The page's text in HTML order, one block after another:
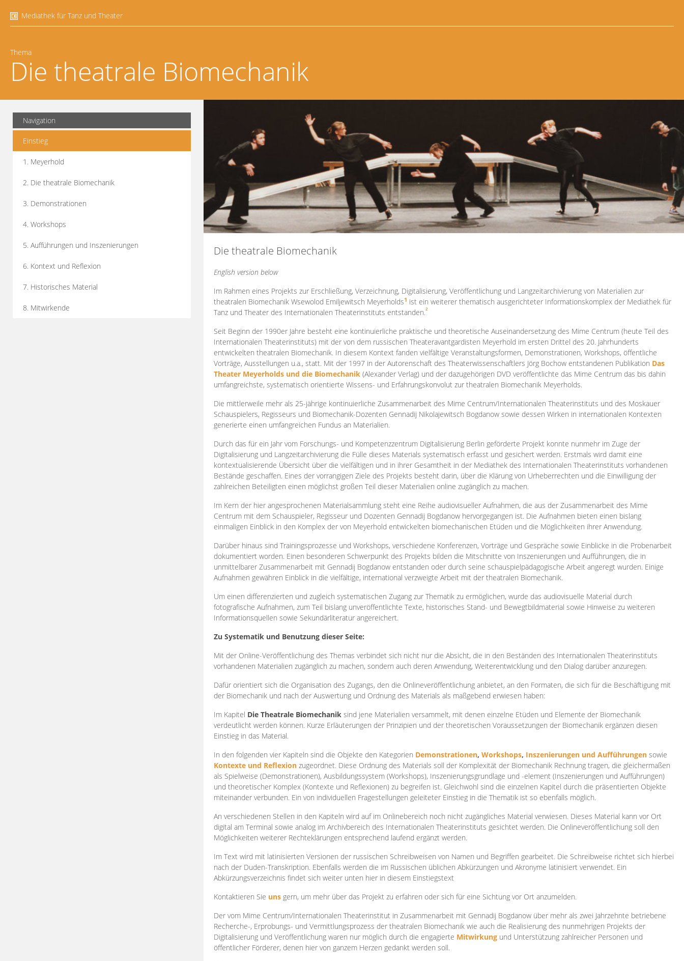
Mediathek für Tanz und Theater
Thema
Die theatrale Biomechanik
Navigation
Einstieg
1. Meyerhold
2. Die theatrale Biomechanik
3. Demonstrationen
4. Workshops
5. Aufführungen und Inszenierungen
6. Kontext und Reflexion
7. Historisches Material
8. Mitwirkende
Die theatrale Biomechanik
English version below
Im Rahmen eines Projekts zur Erschließung, Verzeichnung, Digitalisierung, Veröffentlichung und Langzeitarchivierung von Materialien zur
theatralen Biomechanik Wsewolod Emiljewitsch Meyerholds1 ist ein weiterer thematisch ausgerichteter Informationskomplex der Mediathek für
Tanz und Theater des Internationalen Theaterinstituts entstanden.2
Seit Beginn der 1990er Jahre besteht eine kontinuierliche praktische und theoretische Auseinandersetzung des Mime Centrum (heute Teil des
Internationalen Theaterinstituts) mit der von dem russischen Theateravantgardisten Meyerhold im ersten Drittel des 20. Jahrhunderts
entwickelten theatralen Biomechanik. In diesem Kontext fanden vielfältige Veranstaltungsformen, Demonstrationen, Workshops, öffentliche
Vorträge, Ausstellungen u.a., statt. Mit der 1997 in der Autorenschaft des Theaterwissenschaftlers Jörg Bochow entstandenen Publikation Das
Theater Meyerholds und die Biomechanik (Alexander Verlag) und der dazugehörigen DVD veröffentlichte das Mime Centrum das bis dahin
umfangreichste, systematisch orientierte Wissens- und Erfahrungskonvolut zur theatralen Biomechanik Meyerholds.
Die mittlerweile mehr als 25-jährige kontinuierliche Zusammenarbeit des Mime Centrum/Internationalen Theaterinstituts und des Moskauer
Schauspielers, Regisseurs und Biomechanik-Dozenten Gennadij Nikolajewitsch Bogdanow sowie dessen Wirken in internationalen Kontexten
generierte einen umfangreichen Fundus an Materialien.
Durch das für ein Jahr vom Forschungs- und Kompetenzzentrum Digitalisierung Berlin geförderte Projekt konnte nunmehr im Zuge der
Digitalisierung und Langzeitarchivierung die Fülle dieses Materials systematisch erfasst und gesichert werden. Erstmals wird damit eine
kontextualisierende Übersicht über die vielfältigen und in ihrer Gesamtheit in der Mediathek des Internationalen Theaterinstituts vorhandenen
Bestände geschaffen. Eines der vorrangigen Ziele des Projekts besteht darin, über die Klärung von Urheberrechten und die Einwilligung der
zahlreichen Beteiligten einen möglichst großen Teil dieser Materialien online zugänglich zu machen.
Im Kern der hier angesprochenen Materialsammlung steht eine Reihe audiovisueller Aufnahmen, die aus der Zusammenarbeit des Mime
Centrum mit dem Schauspieler, Regisseur und Dozenten Gennadij Bogdanow hervorgegangen ist. Die Aufnahmen bieten einen bislang
einmaligen Einblick in den Komplex der von Meyerhold entwickelten biomechanischen Etüden und die Möglichkeiten ihrer Anwendung.
Darüber hinaus sind Trainingsprozesse und Workshops, verschiedene Konferenzen, Vorträge und Gespräche sowie Einblicke in die Probenarbeit
dokumentiert worden. Einen besonderen Schwerpunkt des Projekts bilden die Mitschnitte von Inszenierungen und Aufführungen, die in
unmittelbarer Zusammenarbeit mit Gennadij Bogdanow entstanden oder durch seine schauspielpädagogische Arbeit angeregt wurden. Einige
Aufnahmen gewähren Einblick in die vielfältige, international verzweigte Arbeit mit der theatralen Biomechanik.
Um einen differenzierten und zugleich systematischen Zugang zur Thematik zu ermöglichen, wurde das audiovisuelle Material durch
fotografische Aufnahmen, zum Teil bislang unveröffentlichte Texte, historisches Stand- und Bewegtbildmaterial sowie Hinweise zu weiteren
Informationsquellen sowie Sekundärliteratur angereichert.
Zu Systematik und Benutzung dieser Seite:
Mit der Online-Veröffentlichung des Themas verbindet sich nicht nur die Absicht, die in den Beständen des Internationalen Theaterinstituts
vorhandenen Materialien zugänglich zu machen, sondern auch deren Anwendung, Weiterentwicklung und den Dialog darüber anzuregen.
Dafür orientiert sich die Organisation des Zugangs, den die Onlineveröffentlichung anbietet, an den Formaten, die sich für die Beschäftigung mit
der Biomechanik und nach der Auswertung und Ordnung des Materials als maßgebend erwiesen haben:
Im Kapitel Die Theatrale Biomechanik sind jene Materialien versammelt, mit denen einzelne Etüden und Elemente der Biomechanik
verdeutlicht werden können. Kurze Erläuterungen der Prinzipien und der theoretischen Voraussetzungen der Biomechanik ergänzen diesen
Einstieg in das Material.
In den folgenden vier Kapiteln sind die Objekte den Kategorien Demonstrationen, Workshops, Inszenierungen und Aufführungen sowie
Kontexte und Reflexion zugeordnet. Diese Ordnung des Materials soll der Komplexität der Biomechanik Rechnung tragen, die gleichermaßen
als Spielweise (Demonstrationen), Ausbildungssystem (Workshops), Inszenierungsgrundlage und -element (Inszenierungen und Aufführungen)
und theoretischer Komplex (Kontexte und Reflexionen) zu begreifen ist. Gleichwohl sind die einzelnen Kapitel durch die präsentierten Objekte
miteinander verbunden. Ein von individuellen Fragestellungen geleiteter Einstieg in die Thematik ist so ebenfalls möglich.
An verschiedenen Stellen in den Kapiteln wird auf im Onlinebereich noch nicht zugängliches Material verwiesen. Dieses Material kann vor Ort
digital am Terminal sowie analog im Archivbereich des Internationalen Theaterinstituts gesichtet werden. Die Onlineveröffentlichung soll den
Möglichkeiten weiterer Rechteklärungen entsprechend laufend ergänzt werden.
Im Text wird mit latinisierten Versionen der russischen Schreibweisen von Namen und Begriffen gearbeitet. Die Schreibweise richtet sich hierbei
nach der Duden-Transkription. Ebenfalls werden die im Russischen üblichen Abkürzungen und Akronyme latinisiert verwendet. Ein
Abkürzungsverzeichnis findet sich weiter unten hier in diesem Einstiegstext
Kontaktieren Sie uns gern, um mehr über das Projekt zu erfahren oder sich für eine Sichtung vor Ort anzumelden.
Der vom Mime Centrum/Internationalen Theaterinstitut in Zusammenarbeit mit Gennadij Bogdanow über mehr als zwei Jahrzehnte betriebene
Recherche-, Erprobungs- und Vermittlungsprozess der theatralen Biomechanik wie auch die Realisierung des nunmehrigen Projekts der
Digitalisierung und Veröffentlichung waren nur möglich durch die engagierte Mitwirkung und Unterstützung zahlreicher Personen und
öffentlicher Förderer, denen hier von ganzem Herzen gedankt werden soll.